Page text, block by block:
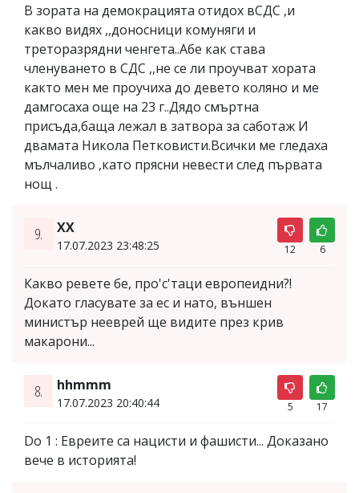
В зората на демокрацията отидох вСДС ,и
какво видях ,,доносници комуняги и
треторазрядни ченгета..Абе как става
членуването в СДС ,,не се ли проучват хората
както мен ме проучиха до девето коляно и ме
дамгосаха още на 23 г..Дядо смъртна
присъда,баща лежал в затвора за саботаж И
двамата Никола Петковисти.Всички ме гледаха
мълчаливо ,като прясни невести след първата
нощ .
9. XX
17.07.2023 23:48:25 12 6
Какво ревете бе, про'с'таци европеидни?!
Докато гласувате за ес и нато, външен
министър нееврей ще видите през крив
макарони...
8. hhmmm
17.07.2023 20:40:44 5 17
Do 1 : Евреите са нацисти и фашисти... Доказано
вече в историята!